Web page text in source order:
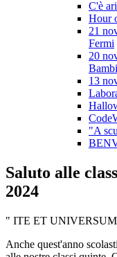
C'è
Hour
21
Fermi
20
13
"A
Saluto alle
2024
" ITE ET
Anche quest'anno